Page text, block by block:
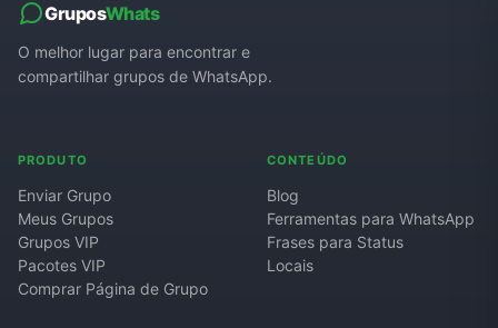
GruposWhats
O melhor lugar para encontrar e
compartilhar grupos de WhatsApp.
PRODUTO
Enviar Grupo
Meus Grupos
Grupos VIP
Pacotes VIP
Comprar Página de Grupo
CONTEÚDO
Blog
Ferramentas para WhatsApp
Frases para Status
Locais